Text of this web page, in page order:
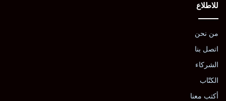
للاطلاع
من نحن
اتصل بنا
الشركاء
الكتّاب
أكتب معنا